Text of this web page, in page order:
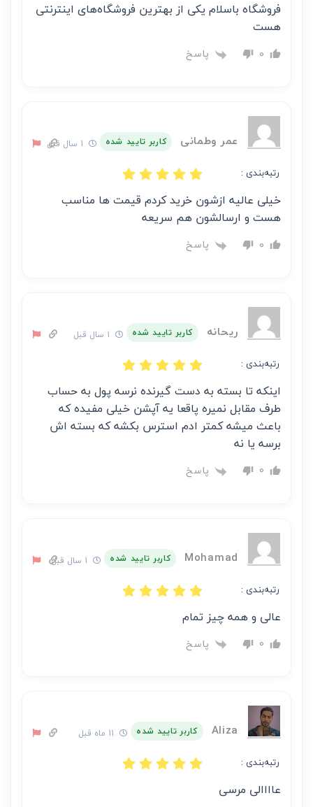
فروشگاه باسلام یکی از بهترین فروشگاه‌های اینترنتی
هست
0 پاسخ
عمر وطمانی کاربر تایید شده
رتبه‌بندی :
خیلی عالیه ازشون خرید کردم قیمت ها مناسب
هست و ارسالشون هم سریعه
0 پاسخ
ریحانه کاربر تایید شده
رتبه‌بندی :
اینکه تا بسته به دست گیرنده نرسه پول به حساب
طرف مقابل نمیره پاقعا یه آپشن خیلی مفیده که
باعث میشه کمتر ادم استرس بکشه که بسته اش
برسه یا نه
0 پاسخ
Mohamad کاربر تایید شده
رتبه‌بندی :
عالی و همه چیز تمام
0 پاسخ
Aliza کاربر تایید شده
رتبه‌بندی :
عاااالی مرسی